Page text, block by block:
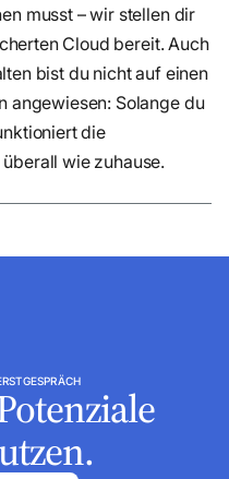
musst – wir stellen dir
Cloud bereit. Auch
bist du nicht auf einen
angewiesen: Solange du
die
wie zuhause.